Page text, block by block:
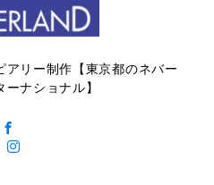
リー制作【東京都のネバー
ナショナル】